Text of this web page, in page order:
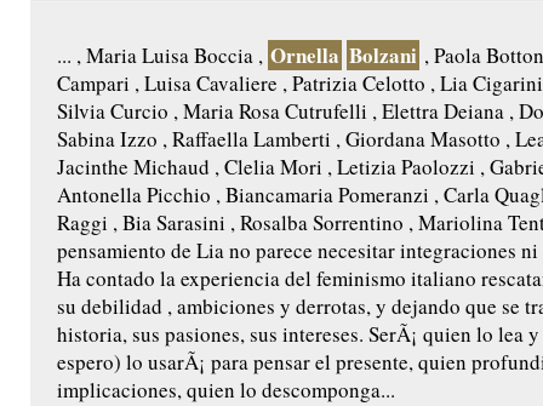
... , Maria Luisa Boccia , Ornella Bolzani , Paola
Campari , Luisa Cavaliere , Patrizia Celotto , Lia
Silvia Curcio , Maria Rosa Cutrufelli , Elettra Deiana ,
Sabina Izzo , Raffaella Lamberti , Giordana Masotto ,
Jacinthe Michaud , Clelia Mori , Letizia Paolozzi ,
Antonella Picchio , Biancamaria Pomeranzi , Carla
Raggi , Bia Sarasini , Rosalba Sorrentino , Mariolina
pensamiento de Lia no parece necesitar integraciones
Ha contado la experiencia del feminismo italiano
su debilidad , ambiciones y derrotas, y dejando que se
historia, sus pasiones, sus intereses. SerÃ¡ quien lo lea
espero) lo usarÃ¡ para pensar el presente, quien
implicaciones, quien lo descomponga...